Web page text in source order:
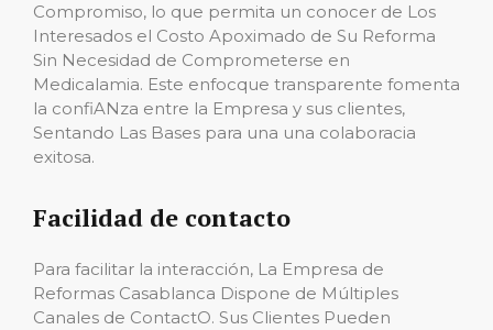
Compromiso, lo que permita un conocer de Los
Interesados ​​el Costo Apoximado de Su Reforma
Sin Necesidad de Comprometerse en
Medicalamia. Este enfocque transparente fomenta
la confiANza entre la Empresa y sus clientes,
Sentando Las Bases para una una colaboracia
exitosa.
Facilidad de contacto
Para facilitar la interacción, La Empresa de
Reformas Casablanca Dispone de Múltiples
Canales de ContactO. Sus Clientes Pueden